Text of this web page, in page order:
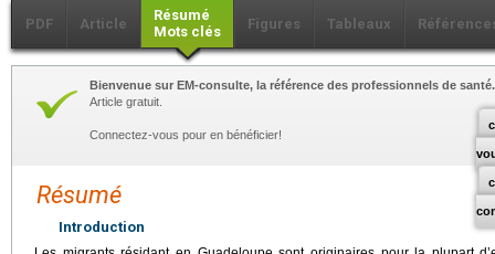
PDF Article
Résumé
Mots clés
Figures Tableaux
Bienvenue sur EM-consulte, la référence des professionnels de santé.
Article gratuit.
Connectez-vous pour en bénéficier!
Résumé
Introduction